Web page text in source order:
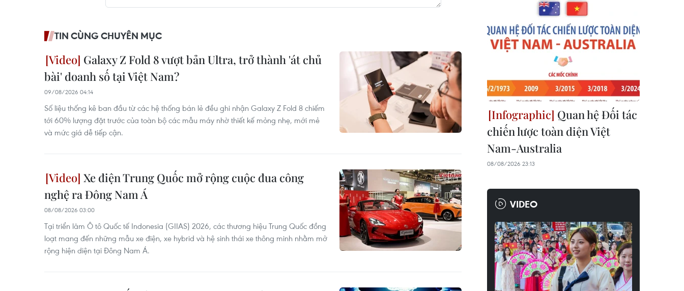
TIN CÙNG CHUYÊN MỤC
Galaxy Z Fold 8 vượt bản Ultra, trở thành 'át chủ
bài' doanh số tại Việt Nam?
09/08/2026 04:14
Số liệu thống kê ban đầu từ các hệ thống bán lẻ đều ghi nhận Galaxy Z Fold 8 chiếm
tới 60% lượng đặt trước của toàn bộ các mẫu máy nhờ thiết kế mỏng nhẹ, mới mẻ
và mức giá dễ tiếp cận.
Xe điện Trung Quốc mở rộng cuộc đua công
nghệ ra Đông Nam Á
08/08/2026 03:00
Tại triển lãm Ô tô Quốc tế Indonesia (GIIAS) 2026, các thương hiệu Trung Quốc đồng
loạt mang đến những mẫu xe điện, xe hybrid và hệ sinh thái xe thông minh nhằm mở
rộng hiện diện tại Đông Nam Á.
Quan hệ Đối tác
chiến lược toàn diện Việt
Nam-Australia
08/08/2026 23:13
VIDEO